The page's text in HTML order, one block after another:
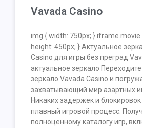
Vavada Casino
img { width: 750px; } iframe.movie
height: 450px; } Актуальное
Casino для игры без преград
актуальное зеркало
зеркало Vavada Casino и
захватывающий мир азартных
Никаких задержек и
плавный игровой процесс.
полноценному каталогу игр,